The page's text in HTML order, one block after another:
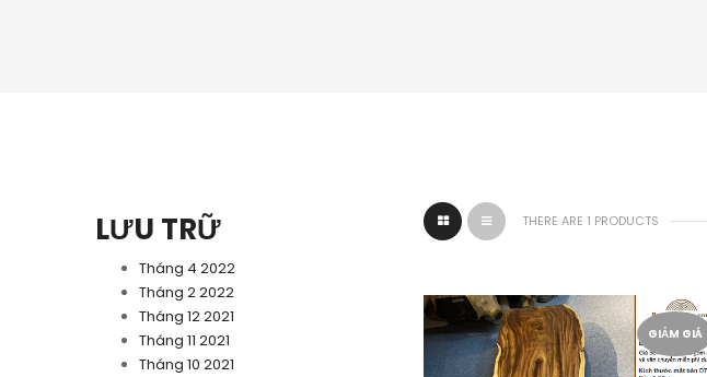
LƯU TRỮ
Tháng 4 2022
Tháng 2 2022
Tháng 12 2021
Tháng 11 2021
Tháng 10 2021
THERE ARE 1 PRODUCTS
GIẢM GIÁ